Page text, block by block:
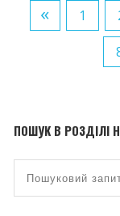
« 1
ПОШУК В РОЗДІЛІ